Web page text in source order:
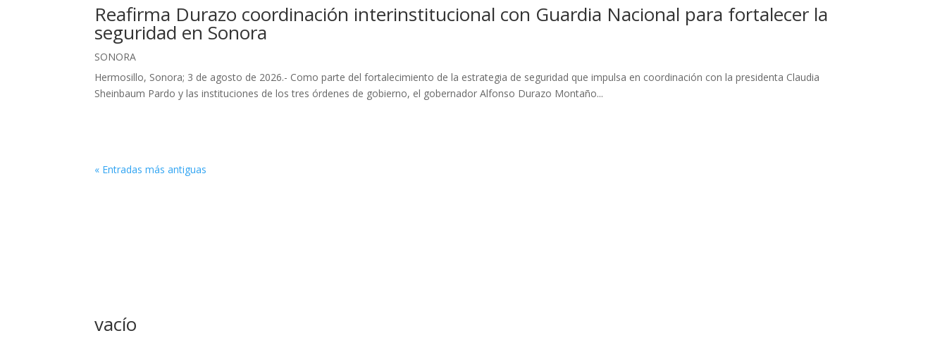
Reafirma Durazo coordinación interinstitucional con Guardia Nacional para fortalecer la
seguridad en Sonora
SONORA
Hermosillo, Sonora; 3 de agosto de 2026.- Como parte del fortalecimiento de la estrategia de seguridad que impulsa en coordinación con la presidenta Claudia
Sheinbaum Pardo y las instituciones de los tres órdenes de gobierno, el gobernador Alfonso Durazo Montaño...
« Entradas más antiguas
vacío